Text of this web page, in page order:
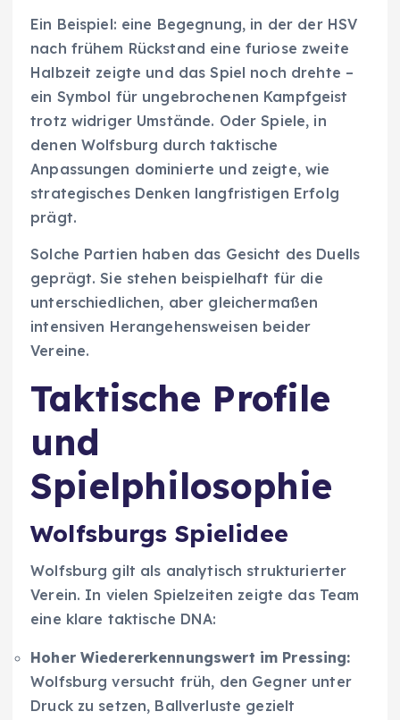
Ein Beispiel: eine Begegnung, in der der HSV
nach frühem Rückstand eine furiose zweite
Halbzeit zeigte und das Spiel noch drehte –
ein Symbol für ungebrochenen Kampfgeist
trotz widriger Umstände. Oder Spiele, in
denen Wolfsburg durch taktische
Anpassungen dominierte und zeigte, wie
strategisches Denken langfristigen Erfolg
prägt.
Solche Partien haben das Gesicht des Duells
geprägt. Sie stehen beispielhaft für die
unterschiedlichen, aber gleichermaßen
intensiven Herangehensweisen beider
Vereine.
Taktische Profile
und
Spielphilosophie
Wolfsburgs Spielidee
Wolfsburg gilt als analytisch strukturierter
Verein. In vielen Spielzeiten zeigte das Team
eine klare taktische DNA:
Hoher Wiedererkennungswert im Pressing:
Wolfsburg versucht früh, den Gegner unter
Druck zu setzen, Ballverluste gezielt